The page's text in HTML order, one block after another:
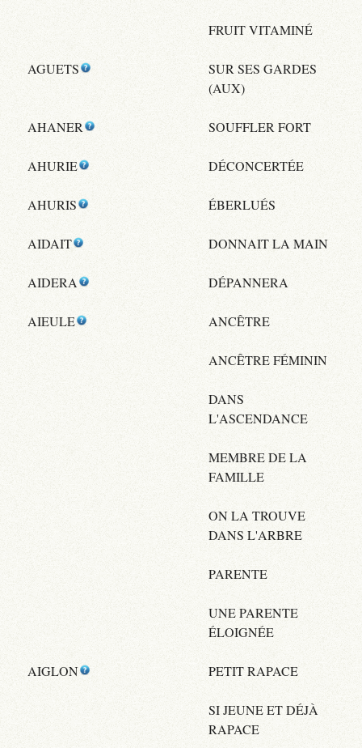
FRUIT VITAMINÉ
AGUETS
SUR SES GARDES
(AUX)
AHANER SOUFFLER FORT
AHURIE DÉCONCERTÉE
AHURIS ÉBERLUÉS
AIDAIT DONNAIT LA MAIN
AIDERA DÉPANNERA
AIEULE ANCÊTRE
ANCÊTRE FÉMININ
DANS
L'ASCENDANCE
MEMBRE DE LA
FAMILLE
ON LA TROUVE
DANS L'ARBRE
PARENTE
UNE PARENTE
ÉLOIGNÉE
AIGLON PETIT RAPACE
SI JEUNE ET DÉJÀ
RAPACE